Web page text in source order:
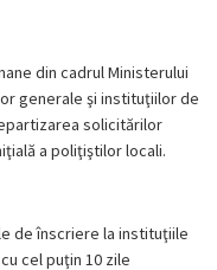
din cadrul Ministerului
generale şi instituţiilor de
solicitărilor
a poliţiştilor locali.
de înscriere la instituţiile
cel puţin 10 zile